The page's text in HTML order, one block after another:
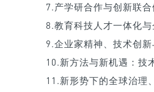
7.产学研合作与创新联
8.教育科技人才一体化
9.企业家精神、技术创
10.新方法与新机遇：技
11.新形势下的全球治理